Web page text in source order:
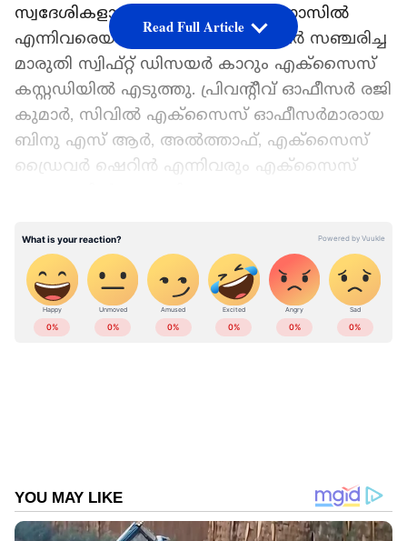
സ്വദേശികളായ മുഹമ്മദ് ഹാരിസ്, നാസില്‍
എന്നിവരെയാണ് പിടികൂടിയത്. ഇവര്‍ സഞ്ചരിച്ച
മാരുതി സ്വിഫ്റ്റ് ഡിസയര്‍ കാറും എക്‌സൈസ്
കസ്റ്റഡിയില്‍ എടുത്തു. പ്രിവന്റീവ് ഓഫീസര്‍ രജി
കുമാര്‍, സിവില്‍ എക്‌സൈസ് ഓഫീസര്‍മാരായ
ബിനു എസ് ആര്‍, അല്‍ത്താഫ്, എക്‌സൈസ്
ഡ്രൈവര്‍ ഷെറിന്‍ എന്നിവരും എക്‌സൈസ്
Source
ആലപ്പുഴയില്‍ എക്സൈസ് നടത്തിയ
രാത്രികാല പരിശോധനയില്‍ 7.9 ഗ്രാം
ഉണ്ടായിരുന്നില്ല. ഇയാള്‍ക്ക് വേണ്ടിയുള്ള
അന്വേഷണം പുരോഗമിക്കുകയാണെന്ന്
Read Full Article